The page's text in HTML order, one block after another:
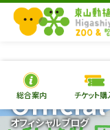
総合案内 チケット購
オフィシャルブログ